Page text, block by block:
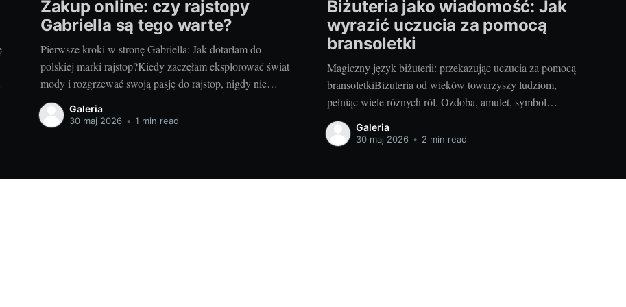
Zakup online: czy rajstopy
Gabriella są tego warte?
Pierwsze kroki w stronę Gabriella: Jak dotarłam do
polskiej marki rajstop?Kiedy zaczęłam eksplorować świat
mody i rozgrzewać swoją pasję do rajstop, nigdy nie
przypuszczałam, że najbardziej fascynujące odkrycie
przyjdzie w postaci polskiej marki rajstop, Gabriella.
Galeria
30 maj 2026 • 1 min read
Biżuteria jako wiadomość: Jak
wyrazić uczucia za pomocą
bransoletki
Magiczny język biżuterii: przekazując uczucia za pomocą
bransoletkiBiżuteria od wieków towarzyszy ludziom,
pełniąc wiele różnych ról. Ozdoba, amulet, symbol
statusu - ale przede wszystkim - nośnik emocji i uczuć.
Biżuteria to coś więcej, niż tylko dodatek do ubioru. To
Galeria
30 maj 2026 • 2 min read